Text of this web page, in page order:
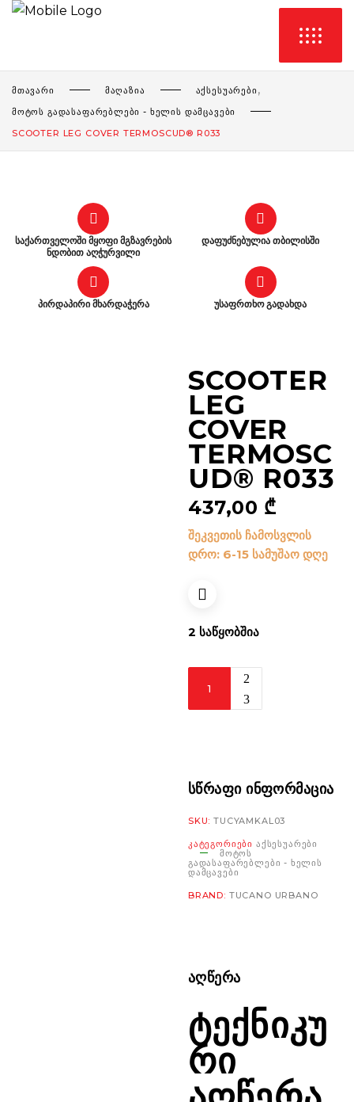
ᲛᲗᲐᲕᲐᲠᲘ ᲛᲐᲦᲐᲖᲘᲐ ᲐᲥᲡᲔᲡᲣᲐᲠᲔᲑᲘ,
ᲛᲝᲢᲝᲡ ᲒᲐᲓᲐᲡᲐᲤᲐᲠᲔᲑᲚᲔᲑᲘ - ᲮᲔᲚᲘᲡ ᲓᲐᲛᲪᲐᲕᲔᲑᲘ
SCOOTER LEG COVER TERMOSCUD® R033
საქართველოში მყოფი მგზავრების
ნდობით აღჭურვილი
დაფუძნებულია თბილისში
პირდაპირი მხარდაჭერა უსაფრთხო გადახდა
SCOOTER
LEG
COVER
TERMOSC
UD® R033
437,00 ₾
შეკვეთის ჩამოსვლის
დრო: 6-15 სამუშაო დღე
2 ᲡᲐᲬᲧᲝᲑᲨᲘᲐ
რაოდენობა
ᲡᲬᲠᲐᲤᲘ ᲘᲜᲤᲝᲠᲛᲐᲪᲘᲐ
SKU:TUCYAMKAL03
ᲙᲐᲢᲔᲒᲝᲠᲘᲔᲑᲘ ᲐᲥᲡᲔᲡᲣᲐᲠᲔᲑᲘ
ᲛᲝᲢᲝᲡ
ᲒᲐᲓᲐᲡᲐᲤᲐᲠᲔᲑᲚᲔᲑᲘ - ᲮᲔᲚᲘᲡ
ᲓᲐᲛᲪᲐᲕᲔᲑᲘ
BRAND: TUCANO URBANO
ᲐᲦᲬᲔᲠᲐ
ᲢᲔᲥᲜᲘᲙᲣ
ᲠᲘ